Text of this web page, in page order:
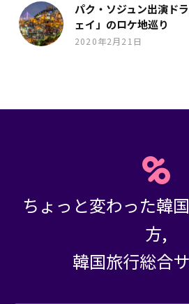
パク・ソジュン出演ド
ェイ」のロケ地巡り
2020年2月21日
ちょっと変わった韓
方,
韓国旅行総合